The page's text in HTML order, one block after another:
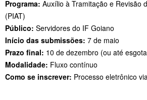
Programa: Auxílio à Tramitação e Revisão
(PIAT)
Público: Servidores do IF Goiano
Início das submissões: 7 de maio
Prazo final: 10 de dezembro (ou até
Modalidade: Fluxo contínuo
Como se inscrever: Processo eletrônico